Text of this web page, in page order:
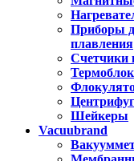
Приборы
плавления
Счетчики
Шейкеры
Vacuubrand